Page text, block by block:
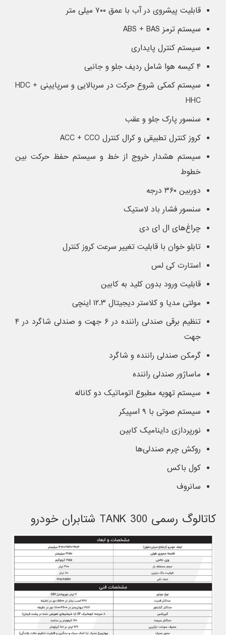
قابلیت پیشروی در آب با عمق ۷۰۰ میلی متر
سیستم ترمز ABS + BAS
سیستم کنترل پایداری
۴ کیسه هوا شامل ردیف جلو و جانبی
سیستم کمکی شروع حرکت در سربالایی و سرپایینی HDC +
HHC
سنسور پارک جلو و عقب
کروز کنترل تطبیقی و کرال کنترل ACC + CCO
سیستم هشدار خروج از خط و سیستم حفظ حرکت بین
خطوط
دوربین ۳۶۰ درجه
سنسور فشار باد لاستیک
چراغ‌های ال ای دی
تابلو خوان با قابلیت تغییر سرعت کروز کنترل
استارت کی لس
قابلیت ورود بدون کلید به کابین
مولتی مدیا و کلاستر دیجیتال ۱۲.۳ اینچی
تنظیم برقی صندلی راننده در ۶ جهت و صندلی شاگرد در ۴
جهت
گرمکن صندلی راننده و شاگرد
ماساژور صندلی راننده
سیستم تهویه مطبوع اتوماتیک دو کاناله
سیستم صوتی با ۹ اسپیکر
نورپردازی داینامیک کابین
روکش چرم صندلی‌ها
کول باکس
سانروف
کاتالوگ رسمی TANK 300 شتابران خودرو